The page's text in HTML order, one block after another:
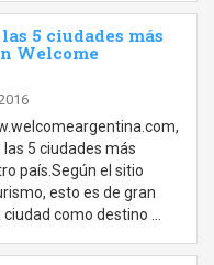
5 ciudades más
Welcome
las 5 ciudades más
país.Según el sitio
esto es de gran
como destino …